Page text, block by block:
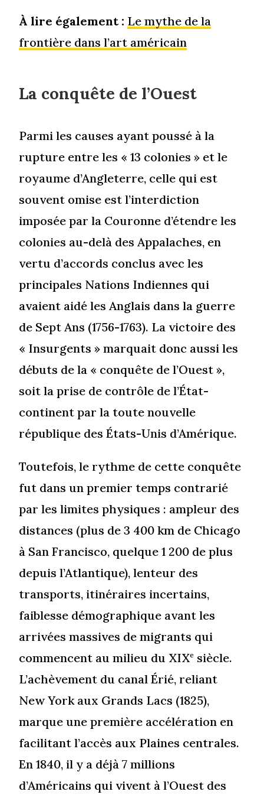
À lire également : Le mythe de la
frontière dans l’art américain
La conquête de l’Ouest
Parmi les causes ayant poussé à la
rupture entre les « 13 colonies » et le
royaume d’Angleterre, celle qui est
souvent omise est l’interdiction
imposée par la Couronne d’étendre les
colonies au-delà des Appalaches, en
vertu d’accords conclus avec les
principales Nations Indiennes qui
avaient aidé les Anglais dans la guerre
de Sept Ans (1756-1763). La victoire des
« Insurgents » marquait donc aussi les
débuts de la « conquête de l’Ouest »,
soit la prise de contrôle de l’État-
continent par la toute nouvelle
république des États-Unis d’Amérique.
Toutefois, le rythme de cette conquête
fut dans un premier temps contrarié
par les limites physiques : ampleur des
distances (plus de 3 400 km de Chicago
à San Francisco, quelque 1 200 de plus
depuis l’Atlantique), lenteur des
transports, itinéraires incertains,
faiblesse démographique avant les
arrivées massives de migrants qui
commencent au milieu du XIXe siècle.
L’achèvement du canal Érié, reliant
New York aux Grands Lacs (1825),
marque une première accélération en
facilitant l’accès aux Plaines centrales.
En 1840, il y a déjà 7 millions
d’Américains qui vivent à l’Ouest des